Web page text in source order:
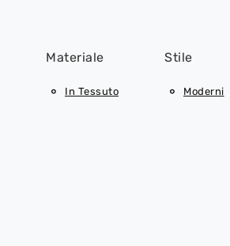
Materiale
In Tessuto
Stile
Moderni